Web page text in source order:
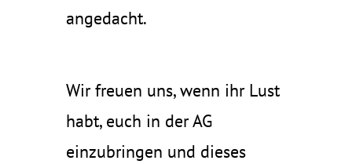
angedacht.
Wir freuen uns, wenn ihr Lust
habt, euch in der AG
einzubringen und dieses